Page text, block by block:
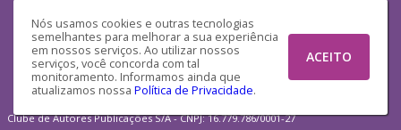
Nós usamos cookies e outras tecnologias
semelhantes para melhorar a sua experiência
em nossos serviços. Ao utilizar nossos
serviços, você concorda com tal
monitoramento. Informamos ainda que
atualizamos nossa Política de Privacidade.
ACEITO
Clube de Autores Publicações S/A - CNPJ: 16.779.786/0001-27